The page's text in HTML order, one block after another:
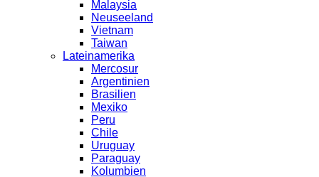
Malaysia
Neuseeland
Vietnam
Taiwan
Lateinamerika
Mercosur
Argentinien
Brasilien
Mexiko
Peru
Chile
Uruguay
Paraguay
Kolumbien